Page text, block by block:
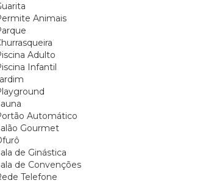
Animais
Adulto
Infantil
Automático
Gourmet
de Ginástica
de Convenções
Telefone